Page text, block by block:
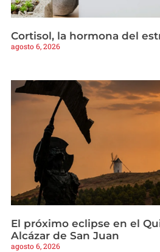
Cortisol, la hormona del
agosto 6, 2026
El próximo eclipse en el
Alcázar de San Juan
agosto 6, 2026